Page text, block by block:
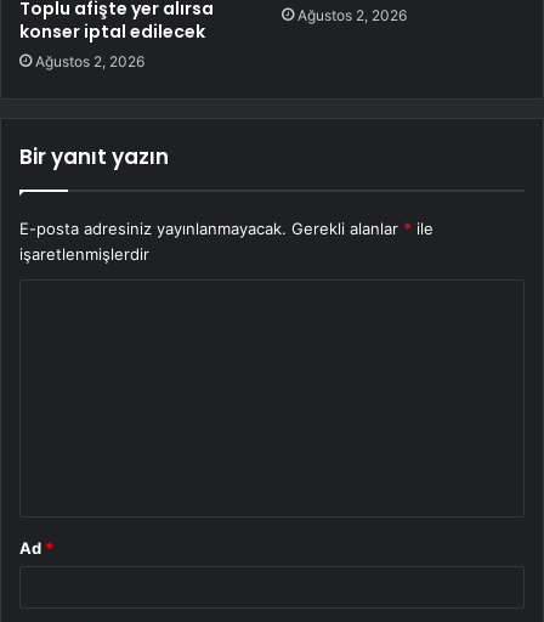
Toplu afişte yer alırsa
konser iptal edilecek
Ağustos 2, 2026
Ağustos 2, 2026
Bir yanıt yazın
E-posta adresiniz yayınlanmayacak. Gerekli alanlar * ile
işaretlenmişlerdir
Ad *